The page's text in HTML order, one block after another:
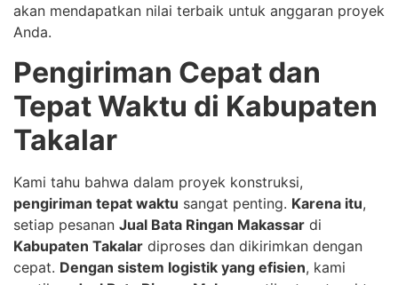
akan mendapatkan nilai terbaik untuk anggaran proyek
Anda.
Pengiriman Cepat dan
Tepat Waktu di Kabupaten
Takalar
Kami tahu bahwa dalam proyek konstruksi,
pengiriman tepat waktu sangat penting. Karena itu,
setiap pesanan Jual Bata Ringan Makassar di
Kabupaten Takalar diproses dan dikirimkan dengan
cepat. Dengan sistem logistik yang efisien, kami